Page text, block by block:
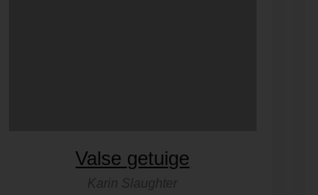
Valse getuige
Karin Slaughter